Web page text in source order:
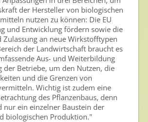
Leergebinden
der Hersteller von biologischen
nutzen zu können: Die EU
und Entwicklung fördern sowie die
Zulassung an neue Wirkstofftypen
der Landwirtschaft braucht es
Aus- und Weiterbildung
der Betriebe, um den Nutzen, die
und die Grenzen von
Wichtig ist zudem eine
des Pflanzenbaus, denn
nur ein einzelner Baustein der
biologischen Produktion."